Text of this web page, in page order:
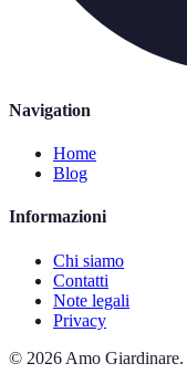
Navigation
Home
Blog
Informazioni
Chi siamo
Contatti
Note legali
Privacy
© 2026 Amo Giardinare.